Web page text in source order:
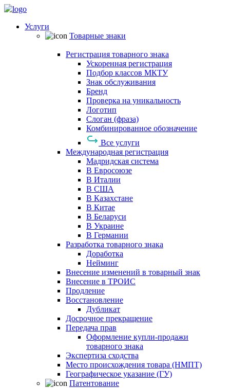
Услуги
Товарные знаки
Регистрация товарного знака
Ускоренная регистрация
Подбор классов МКТУ
Знак обслуживания
Бренд
Проверка на уникальность
Логотип
Слоган (фраза)
Комбинированное обозначение
Все услуги
Международная регистрация
Мадридская система
В Евросоюзе
В Италии
В США
В Казахстане
В Китае
В Беларуси
В Украине
В Германии
Разработка товарного знака
Доработка
Нейминг
Внесение изменений в товарный знак
Внесение в ТРОИС
Продление
Восстановление
Дубликат
Досрочное прекращение
Передача прав
Оформление купли-продажи
товарного знака
Экспертиза сходства
Место происхождения товара (НМПТ)
Географическое указание (ГУ)
Патентование